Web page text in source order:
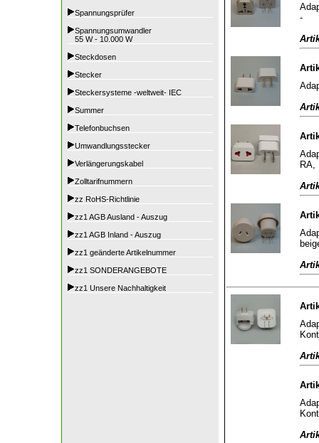
Spannungsprüfer
Spannungsumwandler
55 W - 10.000 W
Steckdosen
Stecker
Steckersysteme -weltweit- IEC
Summer
Telefonbuchsen
Umwandlungsstecker
Verlängerungskabel
Zolltarifnummern
zz RoHS-Richtlinie
zz1 AGB Ausland - Auszug
zz1 AGB Inland - Auszug
zz1 geänderte Artikelnummer
zz1 SONDERANGEBOTE
zz1 Unsere Nachhaltigkeit
-
RA,